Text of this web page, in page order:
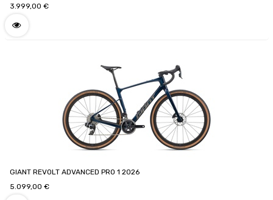
3.999,00 €
GIANT REVOLT ADVANCED PRO 1 2026
5.099,00 €